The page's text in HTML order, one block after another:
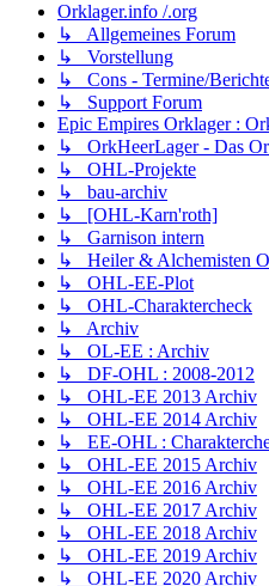
Orklager.info /.org
↳ Allgemeines Forum
↳ Vorstellung
↳ Cons - Termine/
↳ Support Forum
Epic Empires Orklager :
↳ OrkHeerLager - Das
↳ OHL-Projekte
↳ bau-archiv
↳ [OHL-Karn'roth]
↳ Garnison intern
↳ Heiler & Alchemisten
↳ OHL-EE-Plot
↳ OHL-Charaktercheck
↳ Archiv
↳ OL-EE : Archiv
↳ DF-OHL : 2008-2012
↳ OHL-EE 2013 Archiv
↳ OHL-EE 2014 Archiv
↳ EE-OHL :
↳ OHL-EE 2015 Archiv
↳ OHL-EE 2016 Archiv
↳ OHL-EE 2017 Archiv
↳ OHL-EE 2018 Archiv
↳ OHL-EE 2019 Archiv
↳ OHL-EE 2020 Archiv